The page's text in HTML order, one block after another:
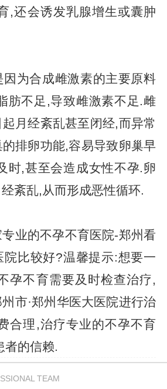
,还会诱发乳腺增生或囊肿
为合成雌激素的主要原料
肪不足,导致雌激素不足.雌
月经紊乱甚至闭经,而异常
排卵功能,容易导致卵巢早
时,甚至会造成女性不孕.卵
紊乱,从而形成恶性循环.
的不孕不育医院-郑州看
院比较好?温馨提示:想要一
孕不育需要及时检查治疗,
市·郑州华医大医院进行治
合理,治疗专业的不孕不育
者的信赖.
TEAM